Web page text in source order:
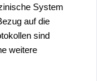
System
auf die
sind
weitere